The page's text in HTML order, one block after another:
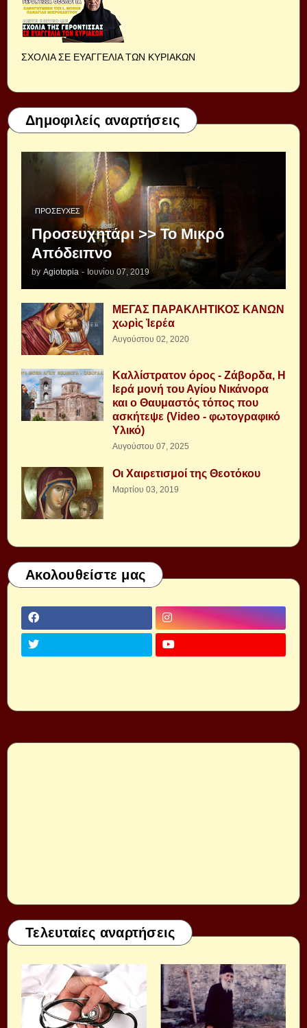
ΣΧΟΛΙΑ ΣΕ ΕΥΑΓΓΕΛΙΑ ΤΩΝ ΚΥΡΙΑΚΩΝ
Δημοφιλείς αναρτήσεις
ΠΡΟΣΕΥΧΈΣ
Προσευχητάρι >> Το Μικρό
Απόδειπνο
by Agiotopia - Ιουνίου 07, 2019
ΜΕΓΑΣ ΠΑΡΑΚΛΗΤΙΚΟΣ ΚΑΝΩΝ
χωρὶς Ἱερέα
Αυγούστου 02, 2020
Καλλίστρατον όρος - Ζάβορδα, Η
Ιερά μονή του Αγίου Νικάνορα
και ο Θαυμαστός τόπος που
ασκήτεψε (Video - φωτογραφικό
Υλικό)
Αυγούστου 07, 2025
Οι Χαιρετισμοί της Θεοτόκου
Μαρτίου 03, 2019
Ακολουθείστε μας
Τελευταίες αναρτήσεις